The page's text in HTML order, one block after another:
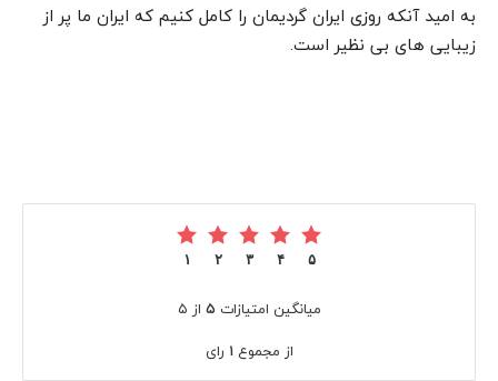
به امید آنکه روزی ایران گردیمان را کامل کنیم که ایران ما پر از
زیبایی های بی نظیر است.
۵ ۴ ۳ ۲ ۱
میانگین امتیازات ۵ از ۵
از مجموع۱ رای